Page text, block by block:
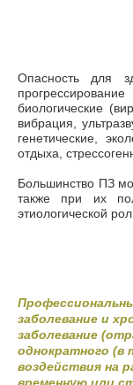
Опасность для
биологические
вибрация,
генетические,
отдыха,
Большинство ПЗ
также при их
этиологической
заболевание и
заболевание
однократного (в
воздействия на